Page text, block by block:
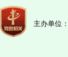
主办单位